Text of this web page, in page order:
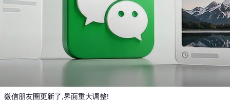
用户通过这一功能可快速找到自己发的朋友圈内容,包括正文、配图、
链接以及评论全都能找到。 同时这一功能按钮旁还有新增上线的切换
年/月/日视图查看,不过微信朋友圈新上线的包括搜索在内这些全新功能
正在逐步开放中,有没有被灰度到则需要自行测试。 ● 3、相册图片支
持分享为「贴图」 最新版本微信支持了系统相册图片一键分享到「贴
图」的功能,打开手机相册任意选择图片分享至微信,分享选项会出现一
个"分享为贴图"的功能,点击会自动跳转到微信的编辑贴图页面。 ● 4、
友分享 3 张或更多图片和视频时,页面右下角会出现一个"发送后合并展
示"选项。勾选后发送这些照片视频就会以折叠的样式展示给对方,就像
微信朋友圈更新了,界面重大调整!